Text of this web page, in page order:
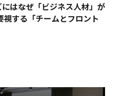
はなぜ「ビジネス人材」が
する「チームとフロント